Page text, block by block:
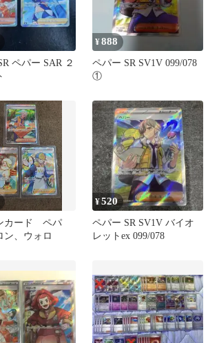
ペパー SAR ２
¥888
ペパー SR SV1V 099/078
①
カード ペパ
ン、ウォロ
¥520
ペパー SR SV1V バイオ
レットex 099/078